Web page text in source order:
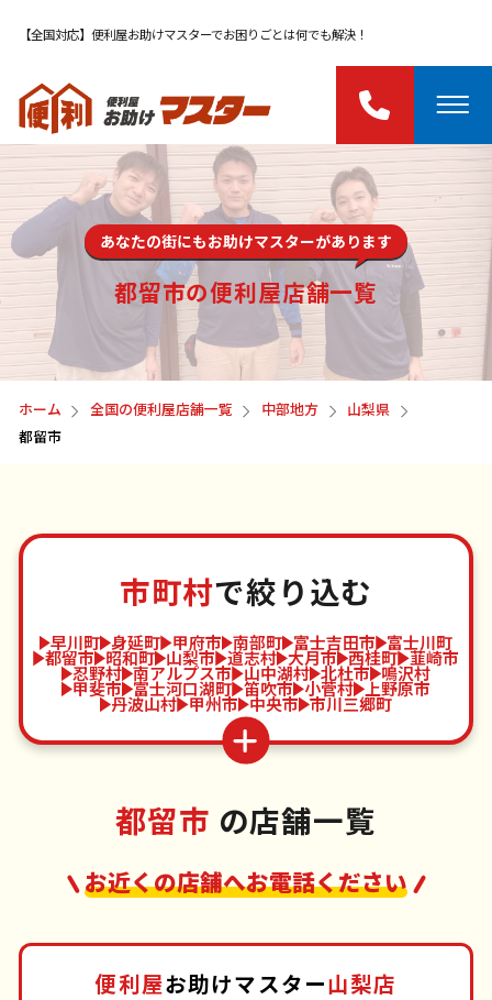
【全国対応】便利屋お助けマスターでお困りごとは何でも解決！
あなたの街にもお助けマスターがあります
都留市の便利屋店舗一覧
ホーム 全国の便利屋店舗一覧 中部地方
山梨県
都留市
市町村で絞り込む
早川町 身延町 甲府市 南部町 富士吉田市 富士川町
都留市 昭和町 山梨市 道志村 大月市 西桂町 韮崎市
忍野村 南アルプス市 山中湖村 北杜市 鳴沢村
甲斐市 富士河口湖町 笛吹市 小菅村 上野原市
丹波山村 甲州市 中央市 市川三郷町
都留市 の店舗一覧
お近くの店舗へお電話ください
便利屋お助けマスター山梨店